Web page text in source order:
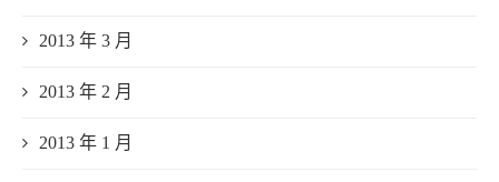
2013 年 3 月
2013 年 2 月
2013 年 1 月